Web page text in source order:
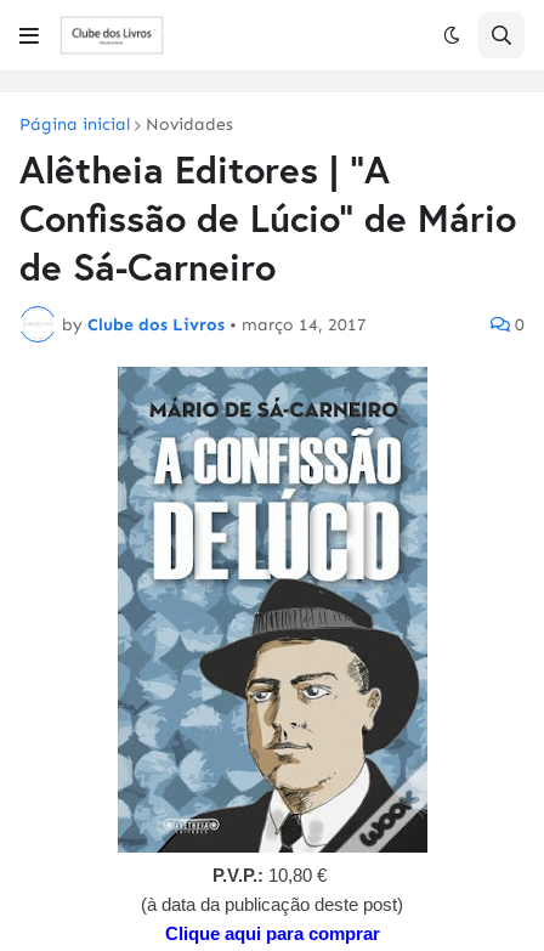
Página inicial Novidades
Alêtheia Editores | "A
Confissão de Lúcio" de Mário
de Sá-Carneiro
by Clube dos Livros • março 14, 2017 0
P.V.P.: 10,80 €
(à data da publicação deste post)
Clique aqui para comprar